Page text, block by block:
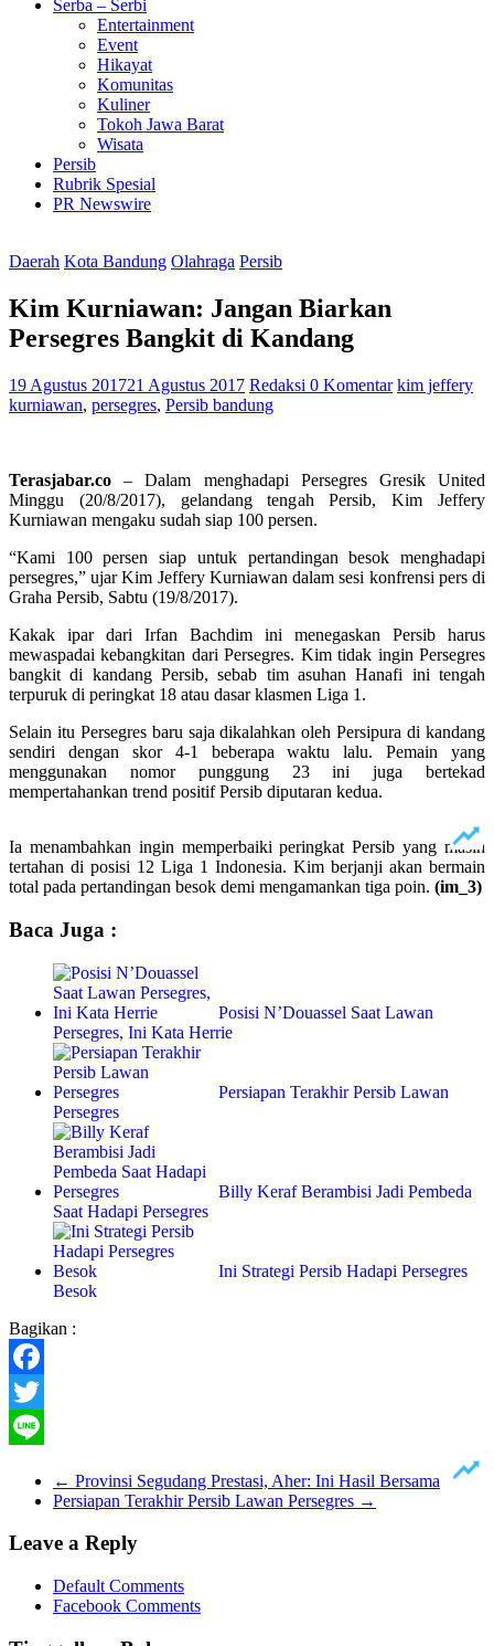
Serba – Serbi
Entertainment
Event
Hikayat
Komunitas
Kuliner
Tokoh Jawa Barat
Wisata
Persib
Rubrik Spesial
PR Newswire
Daerah Kota Bandung Olahraga Persib
Kim Kurniawan: Jangan Biarkan
Persegres Bangkit di Kandang
19 Agustus 201721 Agustus 2017 Redaksi 0 Komentar kim jeffery
kurniawan, persegres, Persib bandung
Terasjabar.co – Dalam menghadapi Persegres Gresik United
Minggu (20/8/2017), gelandang tengah Persib, Kim Jeffery
Kurniawan mengaku sudah siap 100 persen.
“Kami 100 persen siap untuk pertandingan besok menghadapi
persegres,” ujar Kim Jeffery Kurniawan dalam sesi konfrensi pers di
Graha Persib, Sabtu (19/8/2017).
Kakak ipar dari Irfan Bachdim ini menegaskan Persib harus
mewaspadai kebangkitan dari Persegres. Kim tidak ingin Persegres
bangkit di kandang Persib, sebab tim asuhan Hanafi ini tengah
terpuruk di peringkat 18 atau dasar klasmen Liga 1.
Selain itu Persegres baru saja dikalahkan oleh Persipura di kandang
sendiri dengan skor 4-1 beberapa waktu lalu. Pemain yang
menggunakan nomor punggung 23 ini juga bertekad
mempertahankan trend positif Persib diputaran kedua.
Ia menambahkan ingin memperbaiki peringkat Persib yang masih
tertahan di posisi 12 Liga 1 Indonesia. Kim berjanji akan bermain
total pada pertandingan besok demi mengamankan tiga poin. (im_3)
Baca Juga :
Posisi N’Douassel Saat Lawan
Persegres, Ini Kata Herrie
Persiapan Terakhir Persib Lawan
Persegres
Billy Keraf Berambisi Jadi Pembeda
Saat Hadapi Persegres
Ini Strategi Persib Hadapi Persegres
Besok
Bagikan :
Facebook
Twitter
← Provinsi Segudang Prestasi, Aher: Ini Hasil Bersama
Persiapan Terakhir Persib Lawan Persegres →
Leave a Reply
Default Comments
Facebook Comments